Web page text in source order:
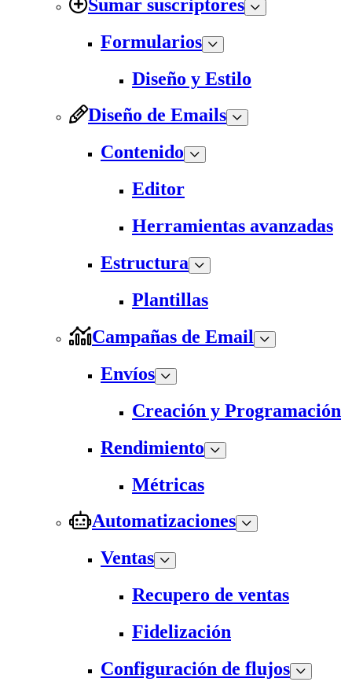
Sumar suscriptores
Formularios
Diseño y Estilo
Diseño de Emails
Contenido
Editor
Herramientas avanzadas
Estructura
Plantillas
Campañas de Email
Envíos
Creación y Programación
Rendimiento
Métricas
Automatizaciones
Ventas
Recupero de ventas
Fidelización
Configuración de flujos